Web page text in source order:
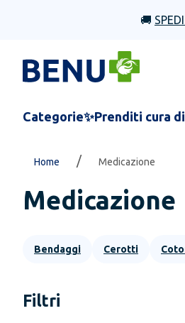
🚚
Categorie✨Prenditi cura
Home / Medicazione
Medicazione
Bendaggi Cerotti
Filtri